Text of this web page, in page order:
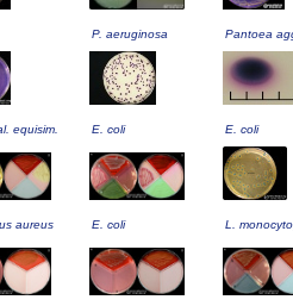
P. aeruginosa Pantoea
equisim. E. coli E. coli
aureus E. coli L.